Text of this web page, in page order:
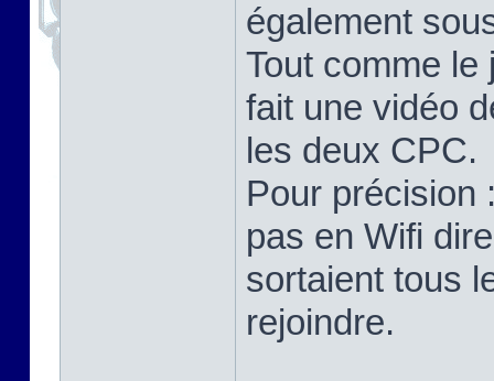
également
Tout comme le
fait une vidéo
les deux CPC.
Pour précision
pas en Wifi
sortaient tous
rejoindre.